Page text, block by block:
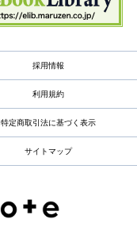
採用情報
利用規約
特定商取引法に基づく表示
サイトマップ